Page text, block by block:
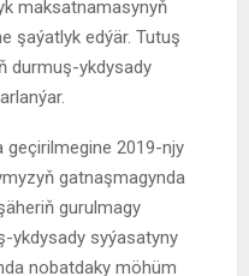
maksatnamasynyň
şaýatlyk edýär. Tutuş
durmuş-ykdysady
geçirilmegine 2019-njy
gatnaşmagynda
gurulmagy
ykdysady syýasatyny
nobatdaky möhüm